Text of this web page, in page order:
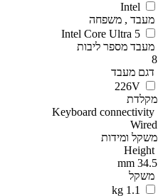
מעבד , משפחה
מעבד מספר ליבות
8
דגם מעבד
מקלדת
Keyboard connectivity
Wired
משקל ומידות
Height
34.5 mm
משקל